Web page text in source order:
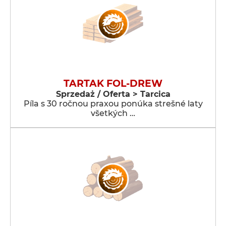
TARTAK FOL-DREW
Sprzedaż / Oferta > Tarcica
Píla s 30 ročnou praxou ponúka strešné laty
všetkých …